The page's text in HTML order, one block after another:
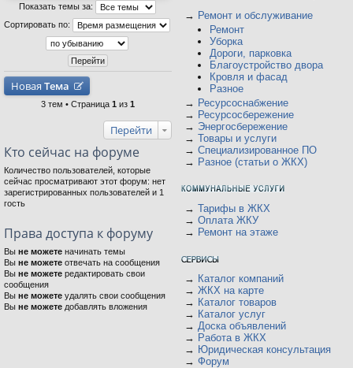
Показать темы за:
Сортировать по:
Новая Тема
3 тем • Страница 1 из 1
Перейти
Кто сейчас на форуме
Количество пользователей, которые
сейчас просматривают этот форум: нет
зарегистрированных пользователей и 1
гость
Права доступа к форуму
Вы не можете начинать темы
Вы не можете отвечать на сообщения
Вы не можете редактировать свои
сообщения
Вы не можете удалять свои сообщения
Вы не можете добавлять вложения
→ Ремонт и обслуживание
Ремонт
Уборка
Дороги, парковка
Благоустройство двора
Кровля и фасад
Разное
→ Ресурсоснабжение
→ Ресурсосбережение
→ Энергосбережение
→ Товары и услуги
→ Специализированное ПО
→ Разное (статьи о ЖКХ)
→ Тарифы в ЖКХ
→ Оплата ЖКУ
→ Ремонт на этаже
→ Каталог компаний
→ ЖКХ на карте
→ Каталог товаров
→ Каталог услуг
→ Доска объявлений
→ Работа в ЖКХ
→ Юридическая консультация
→ Форум